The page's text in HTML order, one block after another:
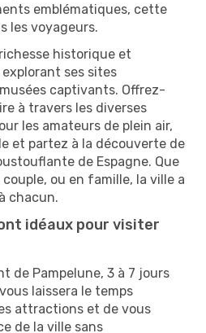
emblématiques, cette
les voyageurs.
historique et
ses sites
captivants. Offrez-
à travers les diverses
les amateurs de plein air,
et partez à la découverte de
de Espagne. Que
ou en famille, la ville a
chacun.
idéaux pour visiter
de Pampelune, 3 à 7 jours
laissera le temps
attractions et de vous
de la ville sans